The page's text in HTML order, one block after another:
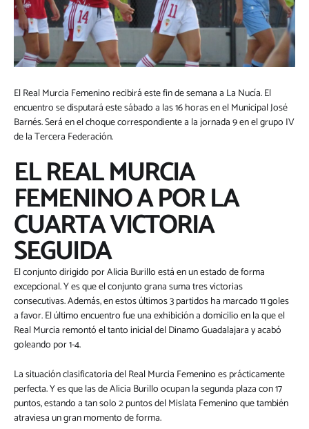
El Real Murcia Femenino recibirá este fin de semana a La Nucía. El
encuentro se disputará este sábado a las 16 horas en el Municipal José
Barnés. Será en el choque correspondiente a la jornada 9 en el grupo IV
de la Tercera Federación.
EL REAL MURCIA
FEMENINO A POR LA
CUARTA VICTORIA
SEGUIDA
El conjunto dirigido por Alicia Burillo está en un estado de forma
excepcional. Y es que el conjunto grana suma tres victorias
consecutivas. Además, en estos últimos 3 partidos ha marcado 11 goles
a favor. El último encuentro fue una exhibición a domicilio en la que el
Real Murcia remontó el tanto inicial del Dinamo Guadalajara y acabó
goleando por 1-4.
La situación clasificatoria del Real Murcia Femenino es prácticamente
perfecta. Y es que las de Alicia Burillo ocupan la segunda plaza con 17
puntos, estando a tan solo 2 puntos del Mislata Femenino que también
atraviesa un gran momento de forma.